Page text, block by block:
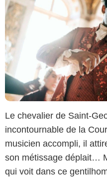
Le chevalier de Saint-
incontournable de la
musicien accompli, il
son métissage déplait…
qui voit dans ce